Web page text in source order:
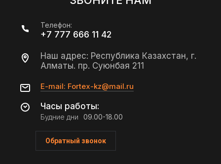
Телефон:
+7 777 666 11 42
Наш адрес: Республика Казахстан, г.
Алматы. пр. Суюнбая 211
E-mail: Fortex-kz@mail.ru
Часы работы:
Будние дни 09.00-18.00
Обратный звонок